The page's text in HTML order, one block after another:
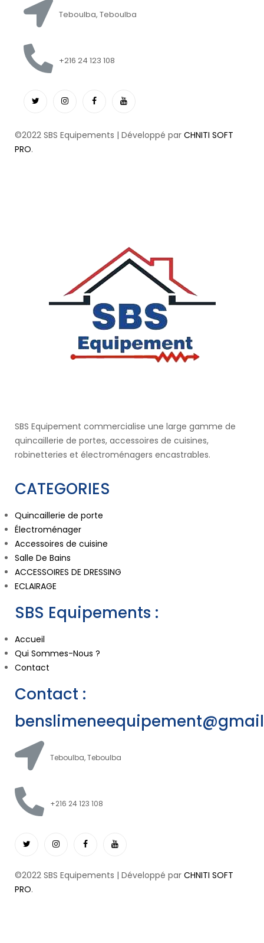
Teboulba, Teboulba
+216 24 123 108
©2022 SBS Equipements | Développé par CHNITI SOFT
PRO.
SBS Equipement commercialise une large gamme de
quincaillerie de portes, accessoires de cuisines,
robinetteries et électroménagers encastrables.
CATEGORIES
Quincaillerie de porte
Électroménager
Accessoires de cuisine
Salle De Bains
ACCESSOIRES DE DRESSING
ECLAIRAGE
SBS Equipements :
Accueil
Qui Sommes-Nous ?
Contact
Contact :
Teboulba, Teboulba
+216 24 123 108
©2022 SBS Equipements | Développé par CHNITI SOFT
PRO.